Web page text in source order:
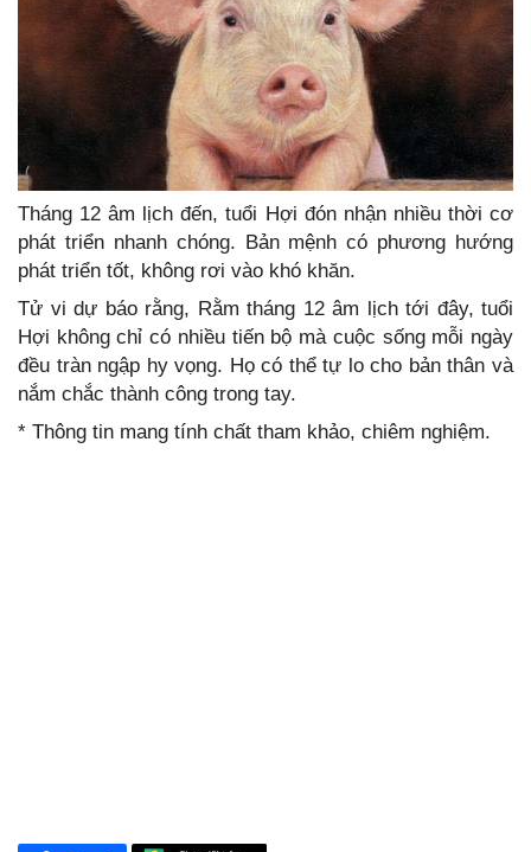
Tháng 12 âm lịch đến, tuổi Hợi đón nhận nhiều thời cơ
phát triển nhanh chóng. Bản mệnh có phương hướng
phát triển tốt, không rơi vào khó khăn.
Tử vi dự báo rằng, Rằm tháng 12 âm lịch tới đây, tuổi
Hợi không chỉ có nhiều tiến bộ mà cuộc sống mỗi ngày
đều tràn ngập hy vọng. Họ có thể tự lo cho bản thân và
nắm chắc thành công trong tay.
* Thông tin mang tính chất tham khảo, chiêm nghiệm.